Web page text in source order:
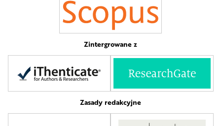
Zintergrowane z
Zasady redakcyjne